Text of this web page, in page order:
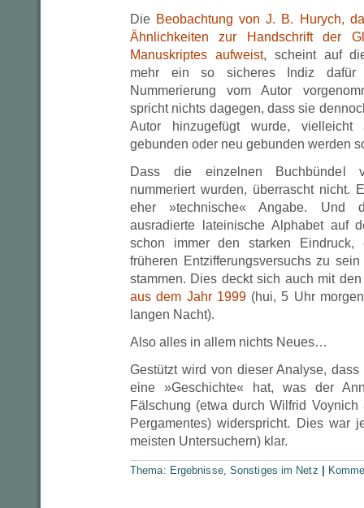
Die Beobachtung von J. B. Hurych,
Ähnlichkeiten zur Handschrift der
Manuskriptes aufweist, scheint auf
mehr ein so sicheres Indiz
Nummerierung vom Autor
spricht nichts dagegen, dass sie
Autor hinzugefügt wurde,
gebunden oder neu gebunden werden
Dass die einzelnen Buchbündel
nummeriert wurden, überrascht nicht.
eher »technische« Angabe. Und
ausradierte lateinische Alphabet auf
schon immer den starken Eindruck,
früheren Entzifferungsversuchs zu
stammen. Dies deckt sich auch mit
aus dem Jahr 1999(hui, 5 Uhr
langen Nacht).
Also alles in allem nichts Neues…
Gestützt wird von dieser Analyse,
eine »Geschichte« hat, was der
Fälschung (etwa durch Wilfrid
Pergamentes) widerspricht. Dies war
meisten Untersuchern) klar.
Thema: Ergebnisse, Sonstiges im Netz